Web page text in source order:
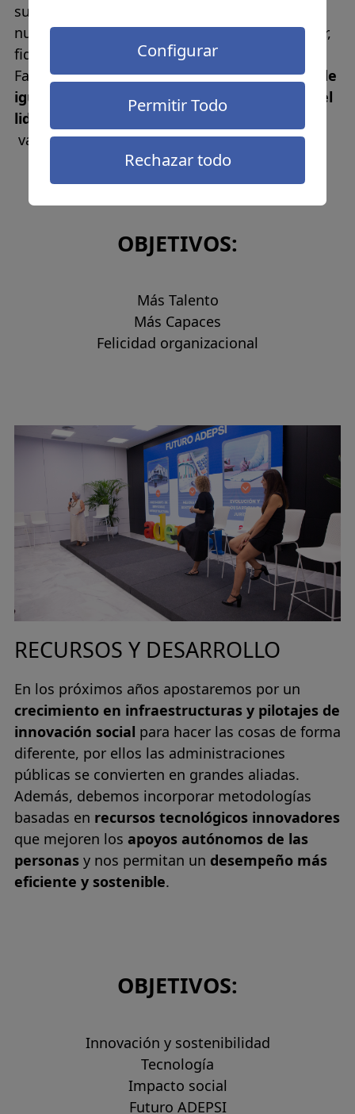
su desarrollo en la organización. Mejorar
nuestros procesos de selección para promover,
fidelizar y atraer el talento.
Facilitar elbienestardesarrollandopolíticas de
igualdad y conciliación,así como
promover el
liderazgo
valores de la organización.
OBJETIVOS:
Más Talento
Más Capaces
Felicidad organizacional
RECURSOS Y DESARROLLO
En los próximos años apostaremos por un
crecimiento en infraestructuras y pilotajes de
innovación social para hacer las cosas de forma
diferente, por ellos las administraciones
públicas se convierten en grandes aliadas.
Además, debemos incorporar metodologías
basadas en recursos tecnológicos innovadores
que mejoren los apoyos autónomos de las
personas y nos permitan un desempeño más
eficiente y sostenible.
OBJETIVOS:
Innovación y sostenibilidad
Tecnología
Impacto social
Futuro ADEPSI
Configurar
Permitir Todo
Rechazar todo